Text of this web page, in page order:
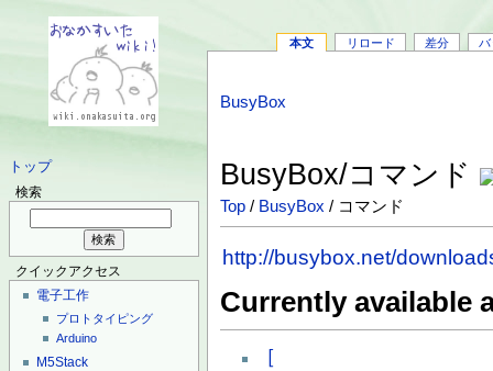
トップ
検索
クイックアクセス
電子工作
プロトタイピング
Arduino
M5Stack
本文 リロード 差分 バ
BusyBox
BusyBox/コマンド
Top / BusyBox / コマンド
http://busybox.net/
Currently available
［